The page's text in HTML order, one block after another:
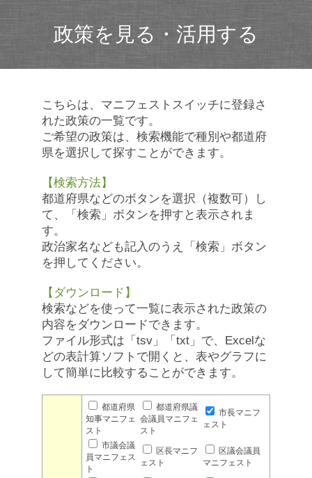
政策を見る・活用する
こちらは、マニフェストスイッチに登録さ
れた政策の一覧です。
ご希望の政策は、検索機能で種別や都道府
県を選択して探すことができます。
【検索方法】
都道府県などのボタンを選択（複数可）し
て、「検索」ボタンを押すと表示されま
す。
政治家名なども記入のうえ「検索」ボタン
を押してください。
【ダウンロード】
検索などを使って一覧に表示された政策の
内容をダウンロードできます。
ファイル形式は「tsv」「txt」で、Excelな
どの表計算ソフトで開くと、表やグラフに
して簡単に比較することができます。
都道府県
知事マニフェ
スト
都道府県議
会議員マニフェ
スト
市長マニフ
ェスト
市議会議
員マニフェス
ト
区長マニフ
ェスト
区議会議員
マニフェスト